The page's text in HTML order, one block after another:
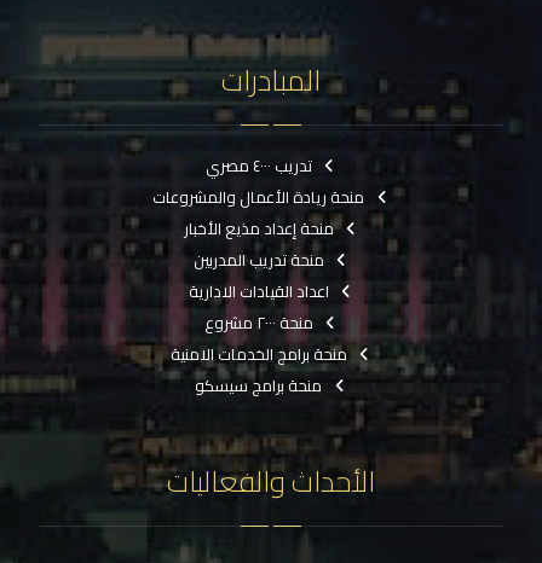
المبادرات
تدريب ٤٠٠٠ مصري
منحة ريادة الأعمال والمشروعات
منحة إعداد مذيع الأخبار
منحة تدريب المدربين
اعداد القيادات الادارية
منحة ٢٠٠٠ مشروع
منحة برامج الخدمات الامنية
منحة برامج سيسكو
الأحداث والفعاليات